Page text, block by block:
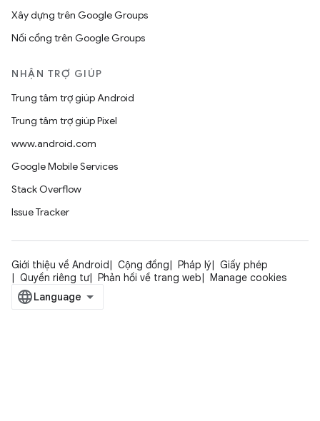
Xây dựng trên Google Groups
Nối cổng trên Google Groups
NHẬN TRỢ GIÚP
Trung tâm trợ giúp Android
Trung tâm trợ giúp Pixel
www.android.com
Google Mobile Services
Stack Overflow
Issue Tracker
Giới thiệu về Android Cộng đồng Pháp lý
Giấy phép
Quyền riêng tư
Phản hồi về trang web Manage cookies